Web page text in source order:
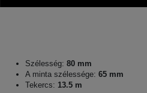
Szélesség: 80 mm
A minta szélessége: 65 mm
Tekercs: 13.5 m